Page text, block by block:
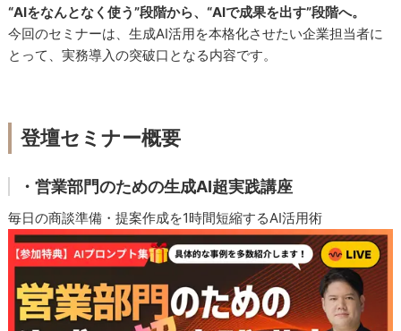
“AIをなんとなく使う”段階から、“AIで成果を出す”段階へ。
今回のセミナーは、生成AI活用を本格化させたい企業担当者に
とって、実務導入の突破口となる内容です。
登壇セミナー概要
・営業部門のための生成AI超実践講座
毎日の商談準備・提案作成を1時間短縮するAI活用術